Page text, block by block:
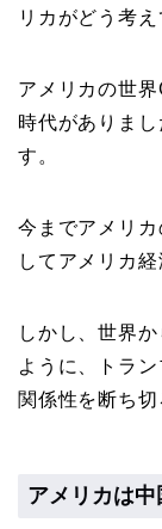
リカがどう考
アメリカの世
時代がありま
す。
今までアメリ
してアメリカ
しかし、世界
ように、トラ
関係性を断ち切
アメリカは